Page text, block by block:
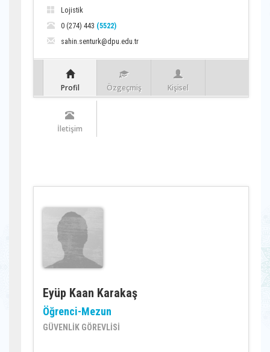
Lojistik
0 (274) 443 (5522)
sahin.senturk@dpu.edu.tr
Profil Özgeçmiş Kişisel
İletişim
Eyüp Kaan Karakaş
Öğrenci-Mezun
GÜVENLİK GÖREVLİSİ